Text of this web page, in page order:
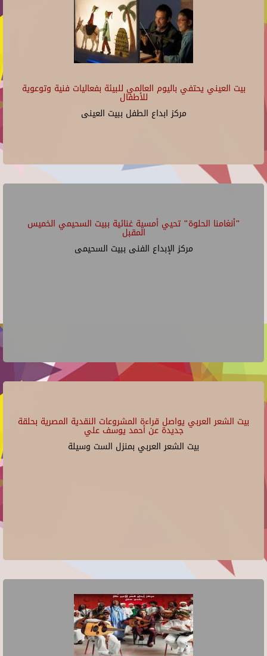
بيت العيني يحتفي باليوم العالمي للبيئة بفعاليات فنية وتوعوية
للأطفال
مركز ابداع الطفل ببيت العينى
"أنغامنا الحلوة" تحيي أمسية غنائية ببيت السحيمي الخميس
المقبل
مركز الإبداع الفنى ببيت السحيمى
بيت الشعر العربي يواصل قراءة المشروعات النقدية المصرية بحلقة
جديدة عن أحمد يوسف علي
بيت الشعر العربي بمنزل الست وسيلة